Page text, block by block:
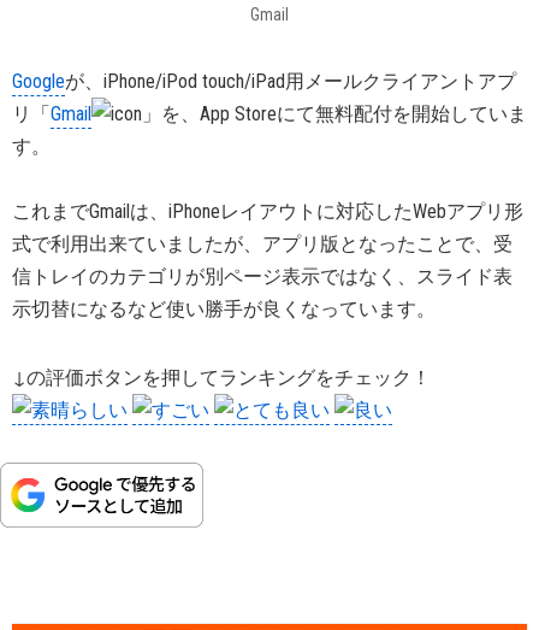
Gmail
Googleが、iPhone/iPod touch/iPad用メールクライアントアプ
リ「Gmail
」を、App Storeにて無料配付を開始していま
す。
これまでGmailは、iPhoneレイアウトに対応したWebアプリ形
式で利用出来ていましたが、アプリ版となったことで、受
信トレイのカテゴリが別ページ表示ではなく、スライド表
示切替になるなど使い勝手が良くなっています。
↓の評価ボタンを押してランキングをチェック！